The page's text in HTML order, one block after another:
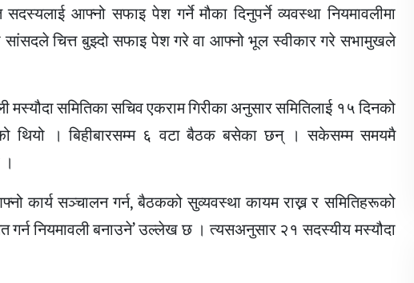
आफ्नो सफाइ पेश गर्ने मौका दिनुपर्ने व्यवस्था नियमावलीमा
सांसदले चित्त बुझ्दो सफाइ पेश गरे वा आफ्नो भूल स्वीकार गरे सभामुखले
समितिका सचिव एकराम गिरीका अनुसार समितिलाई १५ दिनको
थियो । बिहीबारसम्म ६ वटा बैठक बसेका छन् । सकेसम्म समयमै
कार्य सञ्चालन गर्न, बैठकको सुव्यवस्था कायम राख्न र समितिहरूको
गर्न नियमावली बनाउने’ उल्लेख छ । त्यसअनुसार २१ सदस्यीय मस्यौदा